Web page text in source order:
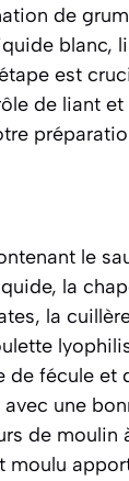
de
blanc,
est
de liant et
le
la
la
fécule et
avec une
de moulin
moulu